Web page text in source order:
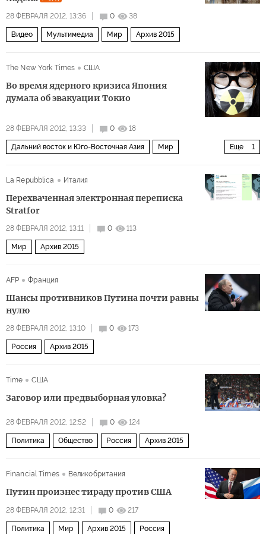
28 ФЕВРАЛЯ 2012, 13:36 0 38
Видео Мультимедиа Мир Архив 2015
The New York Times США
Во время ядерного кризиса Япония
думала об эвакуации Токио
28 ФЕВРАЛЯ 2012, 13:33 0 18
Еще 1
Дальний восток и Юго-Восточная Азия Мир
La Repubblica
Италия
Перехваченная электронная переписка
Stratfor
28 ФЕВРАЛЯ 2012, 13:11 0 113
Мир Архив 2015
AFP Франция
Шансы противников Путина почти равны
нулю
28 ФЕВРАЛЯ 2012, 13:10 0 173
Россия Архив 2015
Time США
Заговор или предвыборная уловка?
28 ФЕВРАЛЯ 2012, 12:52 0 124
Политика Общество Россия Архив 2015
Financial Times Великобритания
Путин произнес тираду против США
28 ФЕВРАЛЯ 2012, 12:31 0 217
Политика Мир Архив 2015 Россия